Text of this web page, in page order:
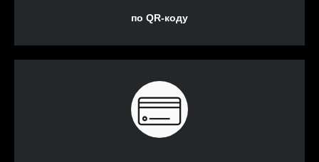
по QR-коду